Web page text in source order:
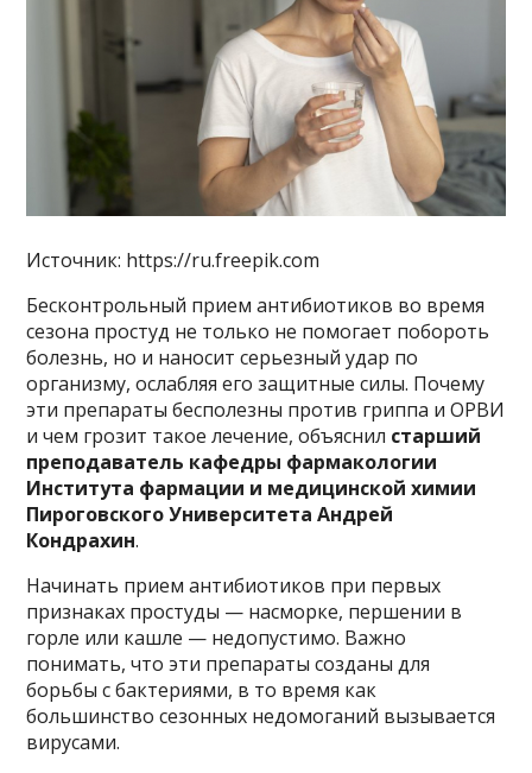
Источник: https://ru.freepik.com
Бесконтрольный прием антибиотиков во время
сезона простуд не только не помогает побороть
болезнь, но и наносит серьезный удар по
организму, ослабляя его защитные силы. Почему
эти препараты бесполезны против гриппа и ОРВИ
и чем грозит такое лечение, объяснил старший
преподаватель кафедры фармакологии
Института фармации и медицинской химии
Пироговского Университета Андрей
Кондрахин.
Начинать прием антибиотиков при первых
признаках простуды — насморке, першении в
горле или кашле — недопустимо. Важно
понимать, что эти препараты созданы для
борьбы с бактериями, в то время как
большинство сезонных недомоганий вызывается
вирусами.